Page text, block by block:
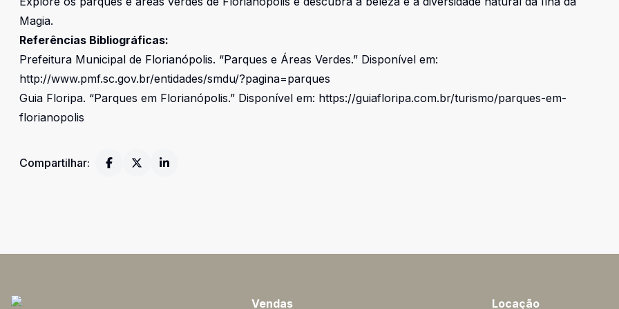
Magia.
Referências Bibliográficas:
Prefeitura Municipal de Florianópolis. “Parques e Áreas Verdes.” Disponível em:
http://www.pmf.sc.gov.br/entidades/smdu/?pagina=parques
Guia Floripa. “Parques em Florianópolis.” Disponível em: https://guiafloripa.com.br/turismo/parques-em-
florianopolis
Compartilhar:
Vendas Locação